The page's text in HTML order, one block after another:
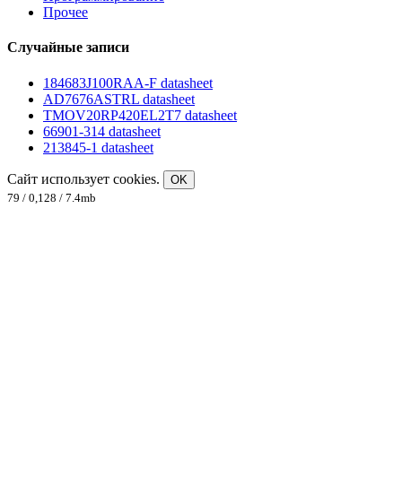
Прочее
Случайные записи
184683J100RAA-F datasheet
AD7676ASTRL datasheet
TMOV20RP420EL2T7 datasheet
66901-314 datasheet
213845-1 datasheet
Сайт использует cookies.
OK
79 / 0,128 / 7.4mb